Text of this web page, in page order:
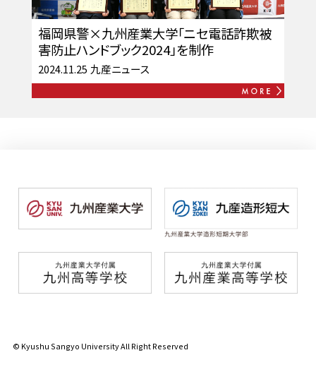
福岡県警×九州産業大学「ニセ電話詐欺被
害防止ハンドブック2024」を制作
2024.11.25 九産ニュース
© Kyushu Sangyo University All Right Reserved